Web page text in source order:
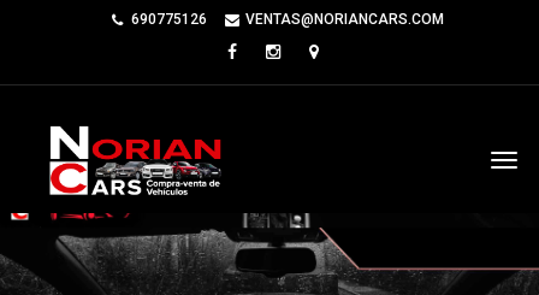
690775126 VENTAS@NORIANCARS.COM